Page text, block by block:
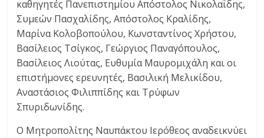
καθηγητές Πανεπιστημίου Απόστολος Νικολαΐδης,
Συμεών Πασχαλίδης, Απόστολος Κραλίδης,
Μαρίνα Κολοβοπούλου, Κωνσταντίνος Χρήστου,
Βασίλειος Τσίγκος, Γεώργιος Παναγόπουλος,
Βασίλειος Λιούτας, Ευθυμία Μαυρομιχάλη και οι
επιστήμονες ερευνητές, Βασιλική Μελικίδου,
Αναστάσιος Φιλιππίδης και Τρύφων
Σπυριδωνίδης.
Ο Μητροπολίτης Ναυπάκτου Ιερόθεος αναδεικνύει